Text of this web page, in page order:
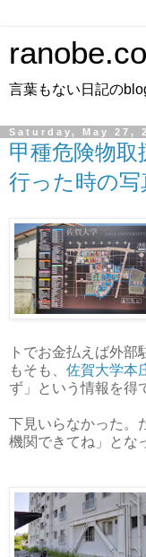
言葉もない日記の
Saturday, May 27,
甲種危険物取
行った時の写
トでお金払えば外
もそも、 佐賀大学本
ず」という情報を得
下見いらなかった。
機関できてね」とな